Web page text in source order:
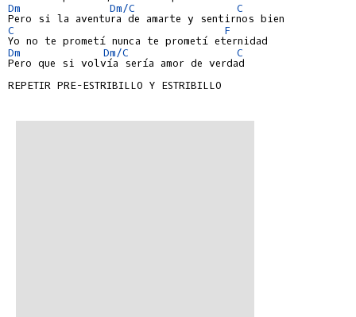
Dm
Dm/C
C
C
F
Dm
Dm/C
C
Pero que si volvía sería amor de verdad
REPETIR PRE-ESTRIBILLO Y ESTRIBILLO